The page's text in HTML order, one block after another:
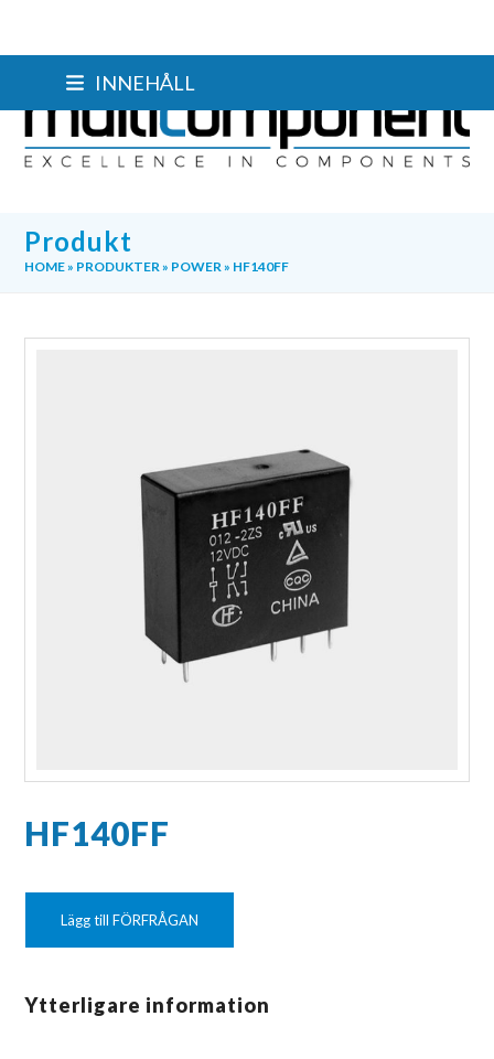
INNEHÅLL
Produkt
HOME» PRODUKTER» POWER» HF140FF
HF140FF
Lägg till FÖRFRÅGAN
Ytterligare information